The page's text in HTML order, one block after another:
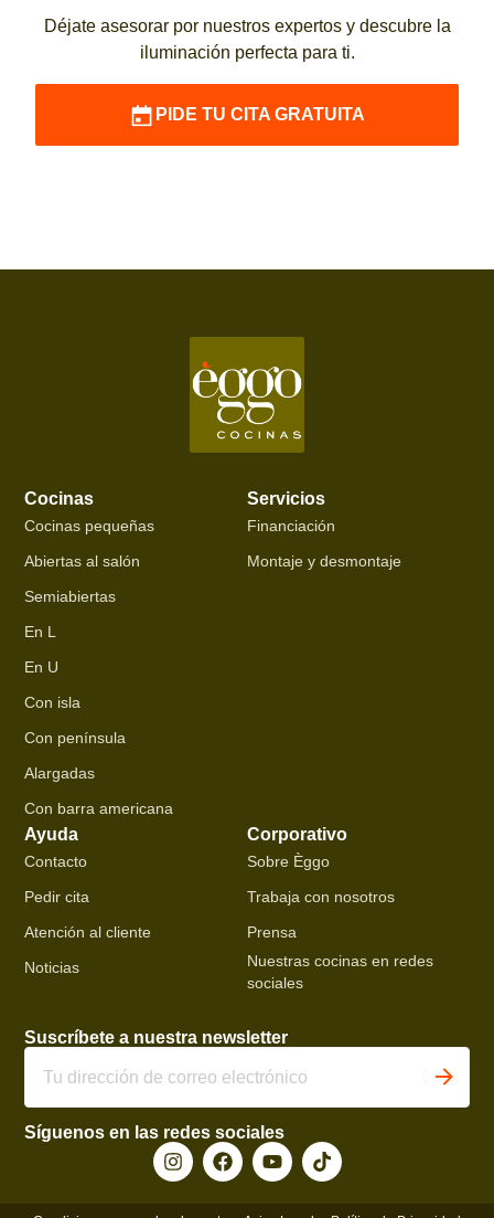
Déjate asesorar por nuestros expertos y descubre la
iluminación perfecta para ti.
PIDE TU CITA GRATUITA
Cocinas
Cocinas pequeñas
Abiertas al salón
Semiabiertas
En L
En U
Con isla
Con península
Alargadas
Con barra americana
Servicios
Financiación
Montaje y desmontaje
Ayuda
Contacto
Pedir cita
Atención al cliente
Noticias
Corporativo
Sobre Èggo
Trabaja con nosotros
Prensa
Nuestras cocinas en redes
sociales
Suscríbete a nuestra newsletter
Síguenos en las redes sociales